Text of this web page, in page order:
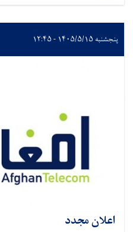
پنجشنبه ۱۴۰۵/۵/۱۵ - ۱۲:۴۵
اعلان مجدد